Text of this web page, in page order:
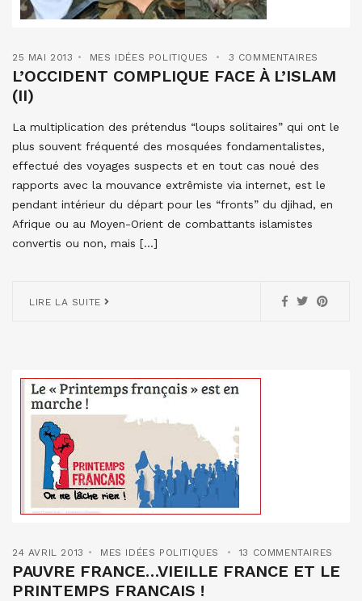
25 MAI 2013 MES IDÉES POLITIQUES 3 COMMENTAIRES
L’OCCIDENT COMPLIQUE FACE À L’ISLAM
(II)
La multiplication des prétendus “loups solitaires” qui ont le
plus souvent fréquenté des mosquées fondamentalistes,
effectué des voyages suspects et en tout cas noué des
rapports avec la mouvance extrêmiste via internet, est le
pendant intérieur du départ pour les “fronts” du djihad, en
Afrique ou au Moyen-Orient de combattants islamistes
convertis ou non, mais […]
LIRE LA SUITE
24 AVRIL 2013 MES IDÉES POLITIQUES 13 COMMENTAIRES
PAUVRE FRANCE…VIEILLE FRANCE ET LE
PRINTEMPS FRANCAIS !